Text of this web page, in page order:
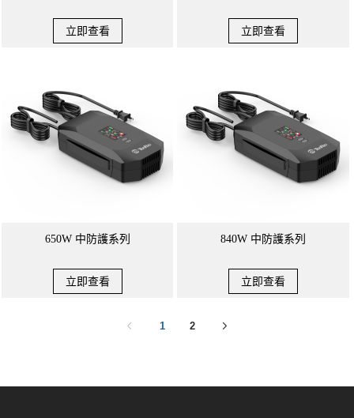
立即查看 立即查看
650W 中防護系列
立即查看
840W 中防護系列
立即查看
1 2